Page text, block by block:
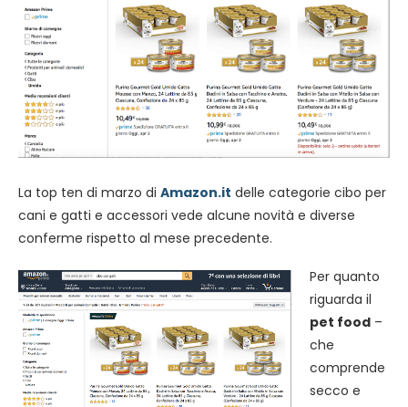
La top ten di marzo di Amazon.it delle categorie cibo per
cani e gatti e accessori vede alcune novità e diverse
conferme rispetto al mese precedente.
Per quanto
riguarda il
pet food –
che
comprende
secco e